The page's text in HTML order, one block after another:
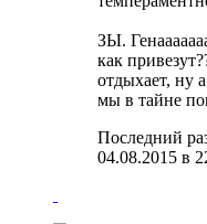
ЗЫ.
как
отдыхает, ну
мы в тайне
Последний
04.08.2015 в